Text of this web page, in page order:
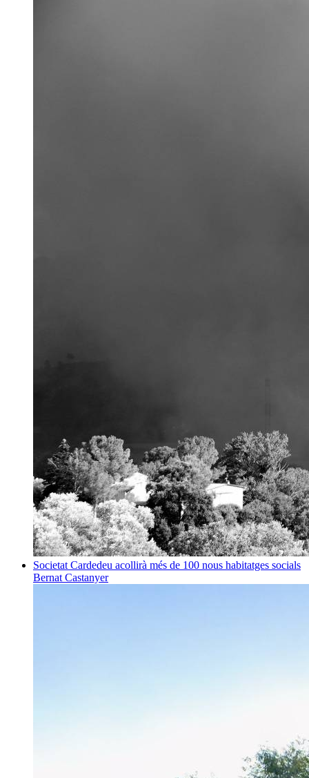
Societat Cardedeu acollirà més de 100 nous habitatges socials
Bernat Castanyer